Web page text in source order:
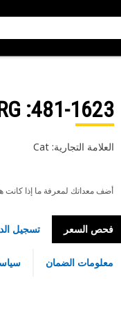
481-1623
: GEAR GP-BRG
العلامة التجارية: Cat
أضف معداتك لمعرفة ما إذا كانت
فحص السعر تسجيل
معلومات الضمان